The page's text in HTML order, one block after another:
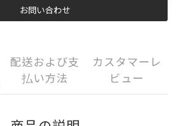
お問い合わせ
配送および支
払い方法
カスタマーレ
ビュー